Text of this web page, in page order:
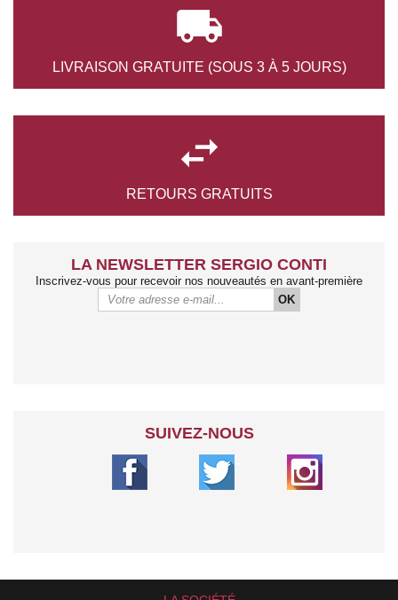

LIVRAISON GRATUITE (SOUS 3 À 5 JOURS)

RETOURS GRATUITS
LA NEWSLETTER SERGIO CONTI
Inscrivez-vous pour recevoir nos nouveautés en avant-première
OK
SUIVEZ-NOUS